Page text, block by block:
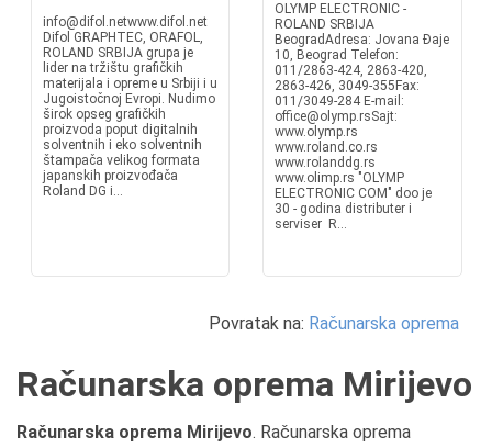
info@difol.netwww.difol.net
Difol GRAPHTEC, ORAFOL,
ROLAND SRBIJA grupa je
lider na tržištu grafičkih
materijala i opreme u Srbiji i u
Jugoistočnoj Evropi. Nudimo
širok opseg grafičkih
proizvoda poput digitalnih
solventnih i eko solventnih
štampača velikog formata
japanskih proizvođača
Roland DG i...
OLYMP ELECTRONIC -
ROLAND SRBIJA
BeogradAdresa: Jovana Đaje
10, Beograd Telefon:
011/2863-424, 2863-420,
2863-426, 3049-355Fax:
011/3049-284 E-mail:
office@olymp.rsSajt:
www.olymp.rs
www.roland.co.rs
www.rolanddg.rs
www.olimp.rs "OLYMP
ELECTRONIC COM" doo je
30 - godina distributer i
serviser R...
Povratak na: Računarska oprema
Računarska oprema Mirijevo
Računarska oprema Mirijevo. Računarska oprema